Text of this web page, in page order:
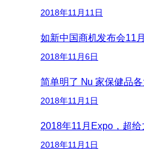
2018年11月11日
如新中国商机发布会11
2018年11月6日
简单明了 Nu 家保健品
2018年11月1日
2018年11月Expo，超给
2018年11月1日